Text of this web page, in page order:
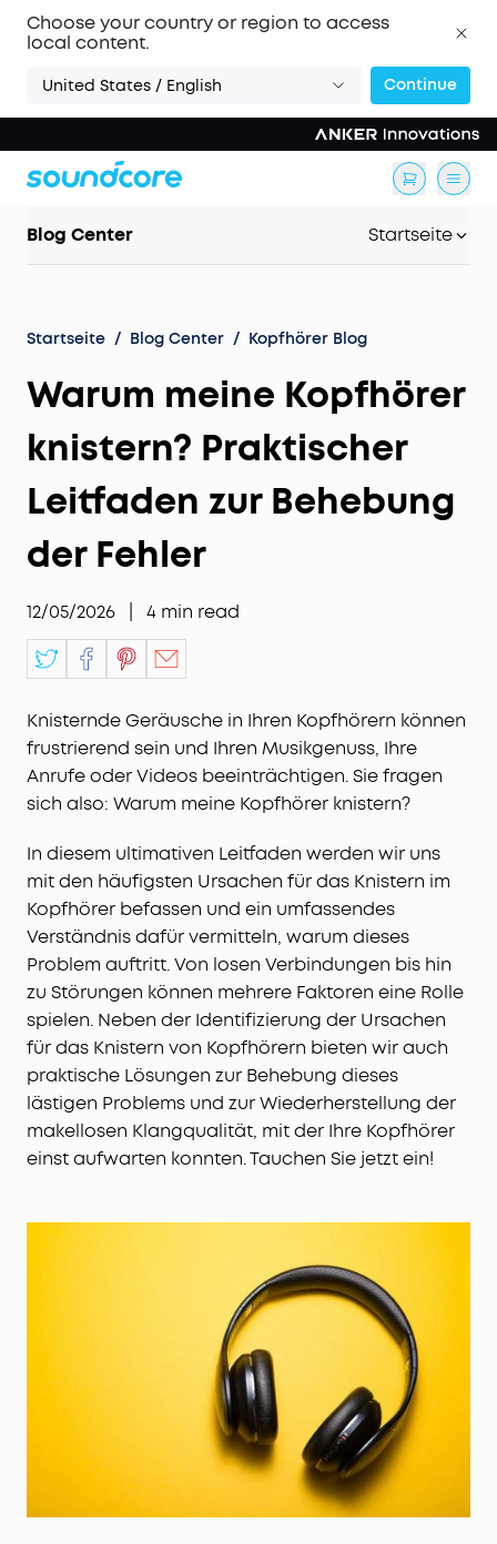
Choose your country or region to access
local content.
United States / English Continue
Blog Center Startseite
Startseite / Blog Center / Kopfhörer Blog
Warum meine Kopfhörer
knistern? Praktischer
Leitfaden zur Behebung
der Fehler
12/05/2026 4 min read
Knisternde Geräusche in Ihren Kopfhörern können
frustrierend sein und Ihren Musikgenuss, Ihre
Anrufe oder Videos beeinträchtigen. Sie fragen
sich also: Warum meine Kopfhörer knistern?
In diesem ultimativen Leitfaden werden wir uns
mit den häufigsten Ursachen für das Knistern im
Kopfhörer befassen und ein umfassendes
Verständnis dafür vermitteln, warum dieses
Problem auftritt. Von losen Verbindungen bis hin
zu Störungen können mehrere Faktoren eine Rolle
spielen. Neben der Identifizierung der Ursachen
für das Knistern von Kopfhörern bieten wir auch
praktische Lösungen zur Behebung dieses
lästigen Problems und zur Wiederherstellung der
makellosen Klangqualität, mit der Ihre Kopfhörer
einst aufwarten konnten. Tauchen Sie jetzt ein!